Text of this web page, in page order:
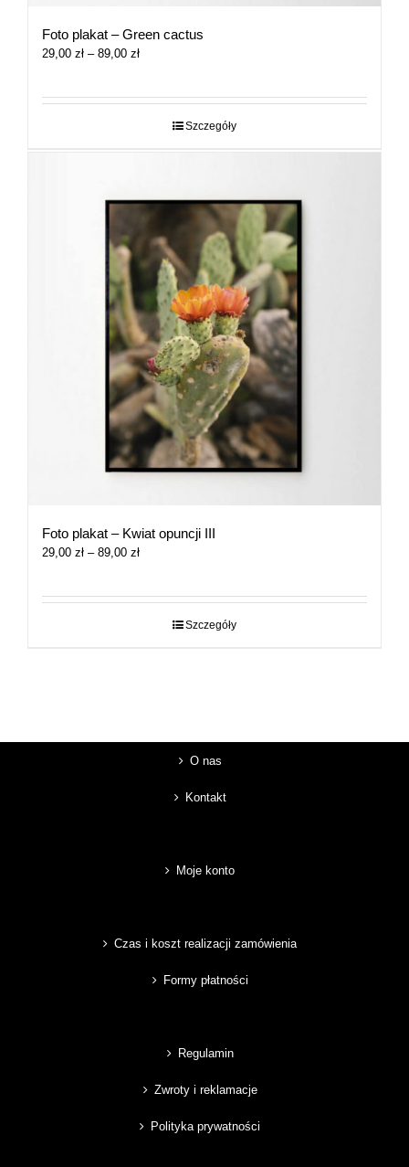
Foto plakat – Green cactus
29,00 zł – 89,00 złZakres
29,00 zł
Szczegóły
Foto plakat – Kwiat opuncji III
29,00 zł – 89,00 złZakres
29,00 zł
Szczegóły
O nas
Kontakt
Moje konto
Czas i koszt realizacji zamówienia
Formy płatności
Regulamin
Zwroty i reklamacje
Polityka prywatności